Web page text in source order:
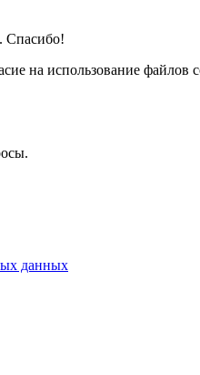
Спасибо!
на использование
данных